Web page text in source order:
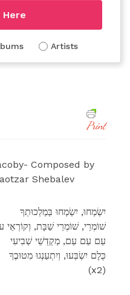
Here
Artists
Print
Composed by
Shebalev
יִשְׂמְחוּ, יִשְׂמְחוּ בְּמַלְכוּתְךָ
,שׁוֹמְרֵי, שׁוֹמְרֵי שַׁבָּת, וְקוֹרְאֵי
עַם עַם עַם, מְקַדְשֵׁי שְׁבִיעִי
כֻּלָם יִשְׂבְּעוּ, וְיִתְעַנְגוּ מִטוּבֶךָ
(x2)